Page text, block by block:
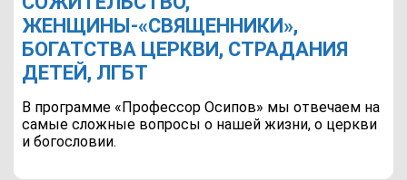
ЖЕНЩИНЫ-«СВЯЩЕННИКИ»,
БОГАТСТВА ЦЕРКВИ, СТРАДАНИЯ
ДЕТЕЙ, ЛГБТ
В программе «Профессор Осипов» мы отвечаем на
самые сложные вопросы о нашей жизни, о церкви
и богословии.